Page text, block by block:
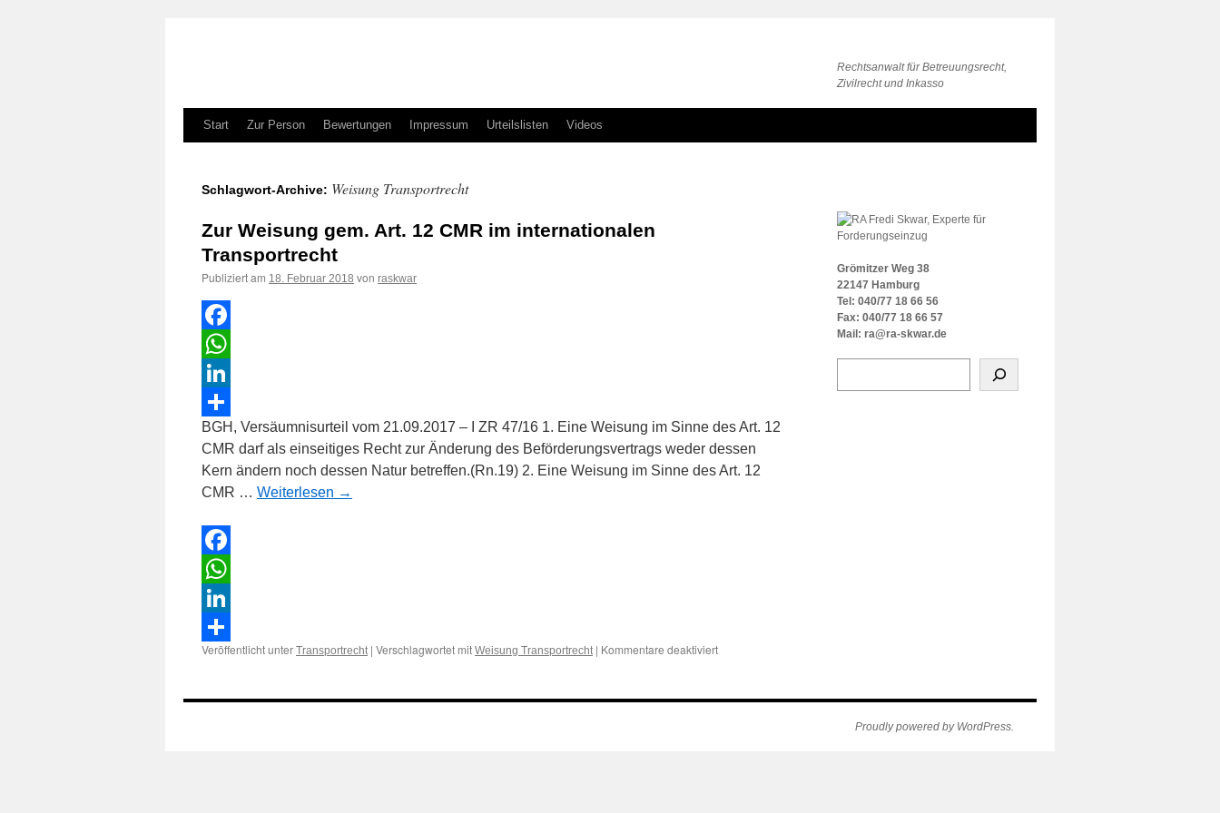
Rechtsanwalt für Betreuungsrecht,
Zivilrecht und Inkasso
Zum
springen
Start Zur Person Bewertungen Impressum Urteilslisten Videos
Schlagwort-Archive: Weisung Transportrecht
Zur Weisung gem. Art. 12 CMR im internationalen
Transportrecht
Publiziert am 18. Februar 2018 von raskwar
Facebook
WhatsApp
LinkedIn
Teilen
BGH, Versäumnisurteil vom 21.09.2017 – I ZR 47/16 1. Eine Weisung im Sinne des Art. 12
CMR darf als einseitiges Recht zur Änderung des Beförderungsvertrags weder dessen
Kern ändern noch dessen Natur betreffen.(Rn.19) 2. Eine Weisung im Sinne des Art. 12
CMR … Weiterlesen →
Facebook
WhatsApp
LinkedIn
Teilen
Veröffentlicht unter Transportrecht | Verschlagwortet mit Weisung Transportrecht | Kommentare deaktiviertfür
gem.
Grömitzer Weg 38
22147 Hamburg
Tel: 040/77 18 66 56
Fax: 040/77 18 66 57
Mail: ra@ra-skwar.de
Proudly powered by WordPress.